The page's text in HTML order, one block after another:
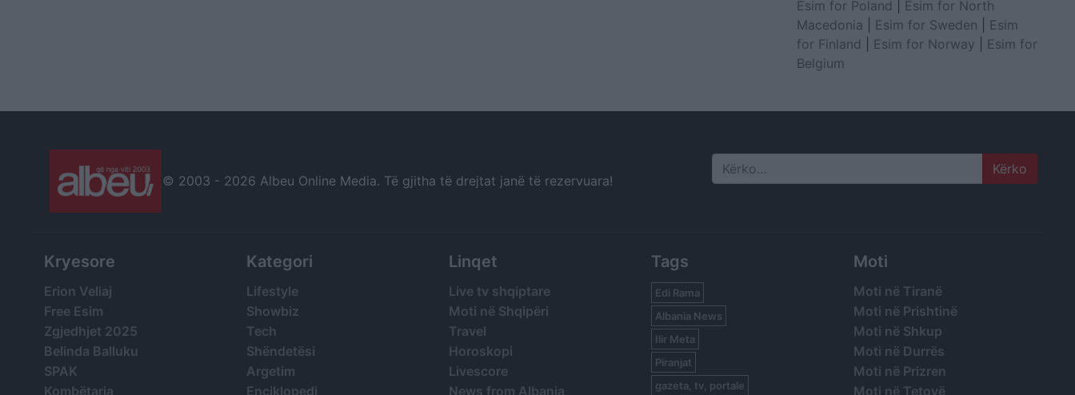
Esim for Poland
Esim for North
Macedonia
Esim for Sweden
Esim
for Finland
Esim for Norway
Esim for
Belgium
© 2003 - 2026 Albeu Online Media. Të gjitha të drejtat janë të rezervuara! Search
Kryesore
Erion Veliaj
Free Esim
Zgjedhjet 2025
Belinda Balluku
SPAK
Kombëtarja
Kategori
Lifestyle
Showbiz
Tech
Shëndetësi
Argetim
Enciklopedi
Linqet
Live tv shqiptare
Moti në Shqipëri
Travel
Horoskopi
Livescore
News from Albania
Tags
Edi Rama
Albania News
Ilir Meta
Piranjat
gazeta, tv, portale
Moti
Moti në Tiranë
Moti në Prishtinë
Moti në Shkup
Moti në Durrës
Moti në Prizren
Moti në Tetovë